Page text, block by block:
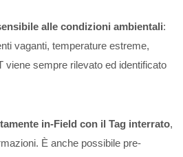
alle condizioni ambientali:
vaganti, temperature estreme,
viene sempre rilevato ed identificato
in-Field con il Tag interrato,
È anche possibile pre-